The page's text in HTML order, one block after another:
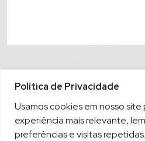
Política de Privacidade
Usamos cookies em nosso
experiência mais relevante,
preferências e visitas